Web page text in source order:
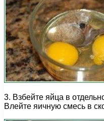
3. Взбейте яйца в
Влейте яичную смесь в